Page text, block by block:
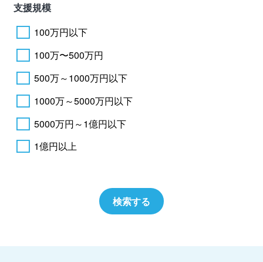
支援規模
100万円以下
100万〜500万円
500万～1000万円以下
1000万～5000万円以下
5000万円～1億円以下
1億円以上